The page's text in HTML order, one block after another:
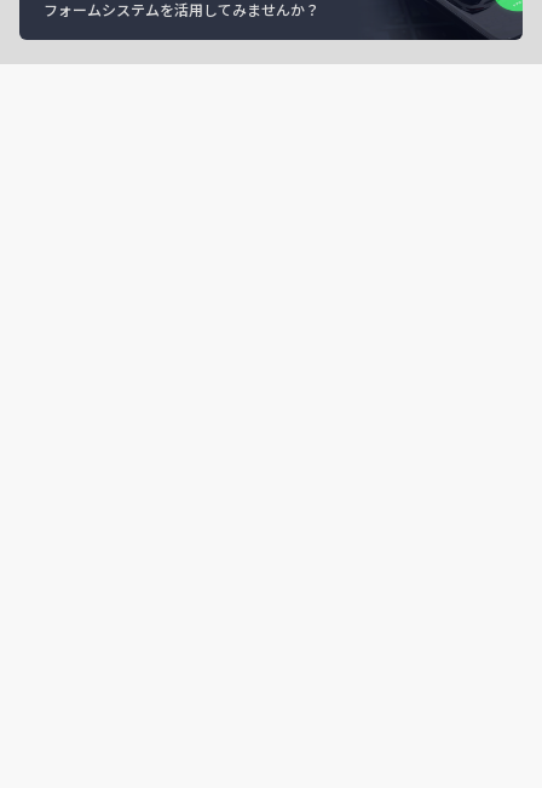
フォームシステムを活用してみませんか？